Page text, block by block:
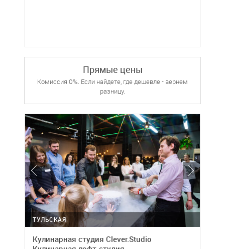
Прямые цены
Комиссия 0%. Если найдете, где дешевле - вернем
разницу.
ТУЛЬСКАЯ
Кулинарная студия Clever.Studio